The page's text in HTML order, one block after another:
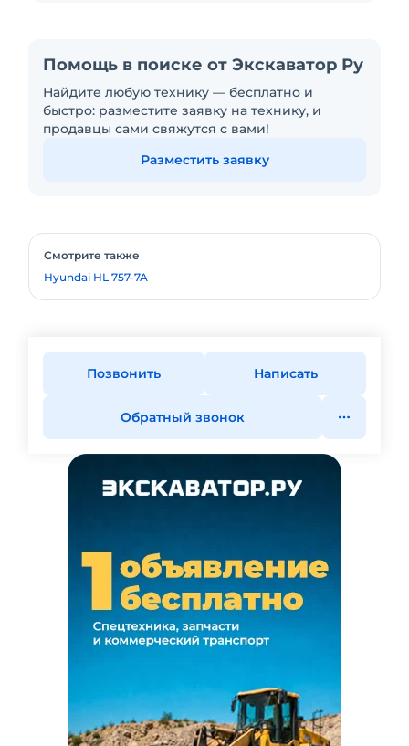
Помощь в поиске от Экскаватор Ру
Найдите любую технику — бесплатно и
быстро: разместите заявку на технику, и
продавцы сами свяжутся с вами!
Разместить заявку
Смотрите также
Hyundai HL 757-7A
Позвонить Написать
Обратный звонок